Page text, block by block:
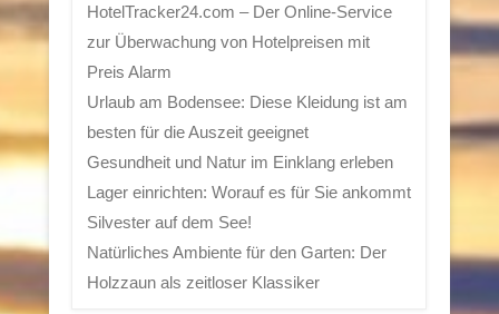
HotelTracker24.com – Der Online-Service
zur Überwachung von Hotelpreisen mit
Preis Alarm
Urlaub am Bodensee: Diese Kleidung ist am
besten für die Auszeit geeignet
Gesundheit und Natur im Einklang erleben
Lager einrichten: Worauf es für Sie ankommt
Silvester auf dem See!
Natürliches Ambiente für den Garten: Der
Holzzaun als zeitloser Klassiker